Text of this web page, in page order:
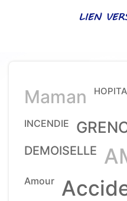
LIEN
Maman
INCENDIE
DEMOISELLE
Amour